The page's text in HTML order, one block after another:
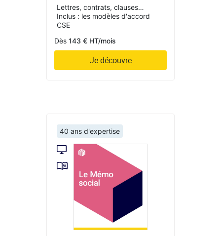
Lettres, contrats, clauses…
Inclus : les modèles d'accord
CSE
Dès 143 € HT/mois
Je découvre
40 ans d'expertise